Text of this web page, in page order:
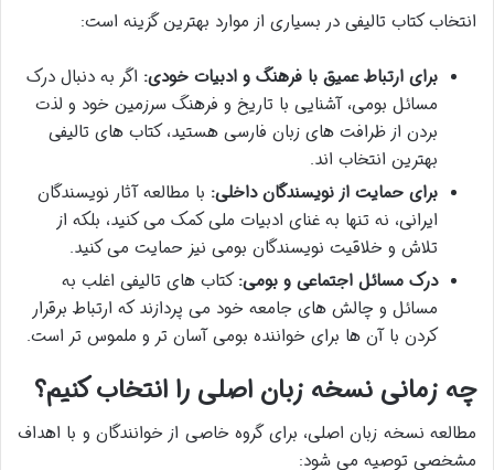
انتخاب کتاب تالیفی در بسیاری از موارد بهترین گزینه است:
برای ارتباط عمیق با فرهنگ و ادبیات خودی: اگر به دنبال درک
مسائل بومی، آشنایی با تاریخ و فرهنگ سرزمین خود و لذت
بردن از ظرافت های زبان فارسی هستید، کتاب های تالیفی
بهترین انتخاب اند.
برای حمایت از نویسندگان داخلی: با مطالعه آثار نویسندگان
ایرانی، نه تنها به غنای ادبیات ملی کمک می کنید، بلکه از
تلاش و خلاقیت نویسندگان بومی نیز حمایت می کنید.
درک مسائل اجتماعی و بومی:کتاب های تالیفی اغلب به
مسائل و چالش های جامعه خود می پردازند که ارتباط برقرار
کردن با آن ها برای خواننده بومی آسان تر و ملموس تر است.
چه زمانی نسخه زبان اصلی را انتخاب کنیم؟
مطالعه نسخه زبان اصلی، برای گروه خاصی از خوانندگان و با اهداف
مشخصی توصیه می شود: